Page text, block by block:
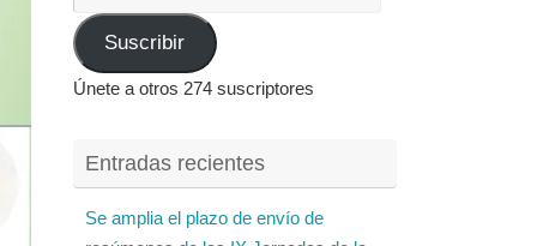
de
correo
electrónico
Suscribir
Únete a otros 274 suscriptores
Entradas recientes
Se amplia el plazo de envío de